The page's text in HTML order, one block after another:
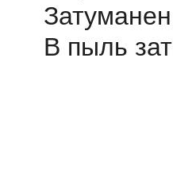
В пыль